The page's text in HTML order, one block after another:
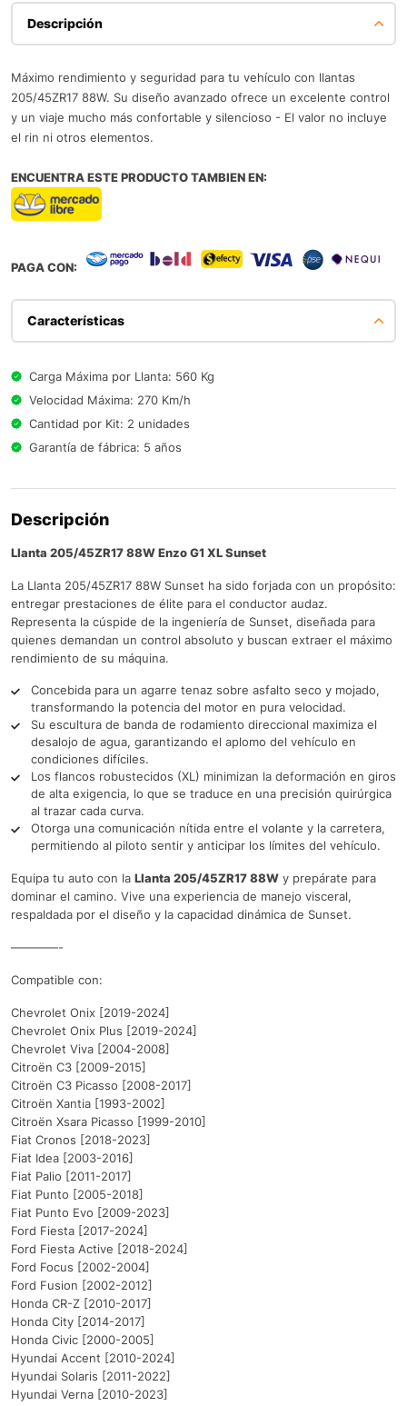
Descripción
Máximo rendimiento y seguridad para tu vehículo con llantas
205/45ZR17 88W. Su diseño avanzado ofrece un excelente control
y un viaje mucho más confortable y silencioso - El valor no incluye
el rin ni otros elementos.
ENCUENTRA ESTE PRODUCTO TAMBIEN EN:
PAGA CON:
Características
Carga Máxima por Llanta: 560 Kg
Velocidad Máxima: 270 Km/h
Cantidad por Kit: 2 unidades
Garantía de fábrica: 5 años
Descripción
Llanta 205/45ZR17 88W Enzo G1 XL Sunset
La Llanta 205/45ZR17 88W Sunset ha sido forjada con un propósito:
entregar prestaciones de élite para el conductor audaz.
Representa la cúspide de la ingeniería de Sunset, diseñada para
quienes demandan un control absoluto y buscan extraer el máximo
rendimiento de su máquina.
Concebida para un agarre tenaz sobre asfalto seco y mojado,
transformando la potencia del motor en pura velocidad.
Su escultura de banda de rodamiento direccional maximiza el
desalojo de agua, garantizando el aplomo del vehículo en
condiciones difíciles.
Los flancos robustecidos (XL) minimizan la deformación en giros
de alta exigencia, lo que se traduce en una precisión quirúrgica
al trazar cada curva.
Otorga una comunicación nítida entre el volante y la carretera,
permitiendo al piloto sentir y anticipar los límites del vehículo.
Equipa tu auto con la Llanta 205/45ZR17 88W y prepárate para
dominar el camino. Vive una experiencia de manejo visceral,
respaldada por el diseño y la capacidad dinámica de Sunset.
————-
Compatible con:
Chevrolet Onix [2019-2024]
Chevrolet Onix Plus [2019-2024]
Chevrolet Viva [2004-2008]
Citroën C3 [2009-2015]
Citroën C3 Picasso [2008-2017]
Citroën Xantia [1993-2002]
Citroën Xsara Picasso [1999-2010]
Fiat Cronos [2018-2023]
Fiat Idea [2003-2016]
Fiat Palio [2011-2017]
Fiat Punto [2005-2018]
Fiat Punto Evo [2009-2023]
Ford Fiesta [2017-2024]
Ford Fiesta Active [2018-2024]
Ford Focus [2002-2004]
Ford Fusion [2002-2012]
Honda CR-Z [2010-2017]
Honda City [2014-2017]
Honda Civic [2000-2005]
Hyundai Accent [2010-2024]
Hyundai Solaris [2011-2022]
Hyundai Verna [2010-2023]